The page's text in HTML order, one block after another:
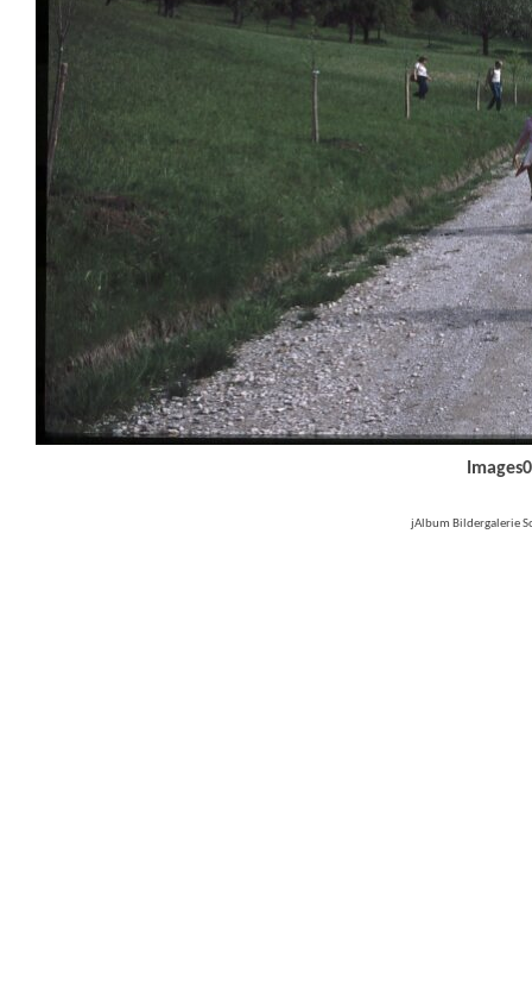
jAlbum Bildergalerie